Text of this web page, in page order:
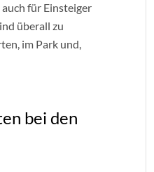
für Einsteiger
überall zu
im Park und,
bei den